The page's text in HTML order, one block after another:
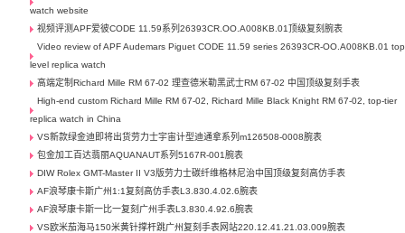
watch website
视频评测APF爱彼CODE 11.59系列26393CR.OO.A008KB.01顶级复刻腕表
Video review of APF Audemars Piguet CODE 11.59 series 26393CR-OO.A008KB.01
level replica watch
高端定制Richard Mille RM 67-02 理查德米勒黑武士RM 67-02 中国顶级复刻手表
High-end custom Richard Mille RM 67-02, Richard Mille Black Knight RM 67-02, top-tier
replica watch in China
VS新款绿金迪即将出货劳力士宇宙计型迪通拿系列m126508-0008腕表
包金加工百达翡丽AQUANAUT系列5167R-001腕表
DIW Rolex GMT-Master II V3版劳力士碳纤维格林尼治中国顶级复刻高仿手表
AF浪琴康卡斯广州1:1复刻高仿手表L3.830.4.02.6腕表
AF浪琴康卡斯一比一复刻广州手表L3.830.4.92.6腕表
VS欧米茄海马150米黄针撑杆跳广州复刻手表网站220.12.41.21.03.009腕表